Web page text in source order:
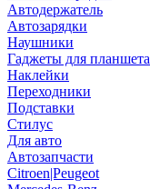
Автодержатель
Автозарядки
Наушники
Гаджеты для планшета
Наклейки
Переходники
Подставки
Стилус
Для авто
Автозапчасти
Citroen|Peugeot